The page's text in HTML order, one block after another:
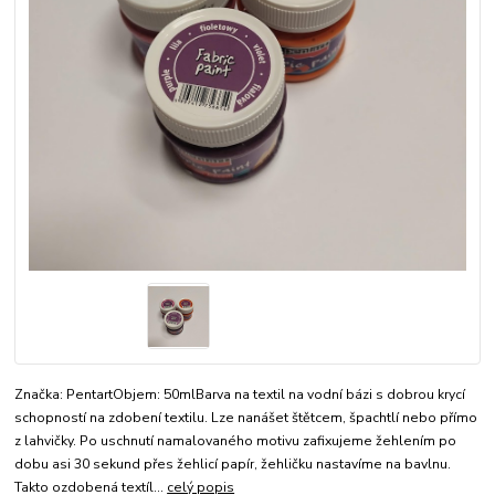
Značka: PentartObjem: 50mlBarva na textil na vodní bázi s dobrou krycí
schopností na zdobení textilu. Lze nanášet štětcem, špachtlí nebo přímo
z lahvičky. Po uschnutí namalovaného motivu zafixujeme žehlením po
dobu asi 30 sekund přes žehlicí papír, žehličku nastavíme na bavlnu.
Takto ozdobená textíl... celý popis